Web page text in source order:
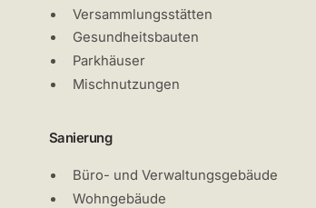
Versammlungsstätten
Gesundheitsbauten
Parkhäuser
Mischnutzungen
Sanierung
Büro- und Verwaltungsgebäude
Wohngebäude